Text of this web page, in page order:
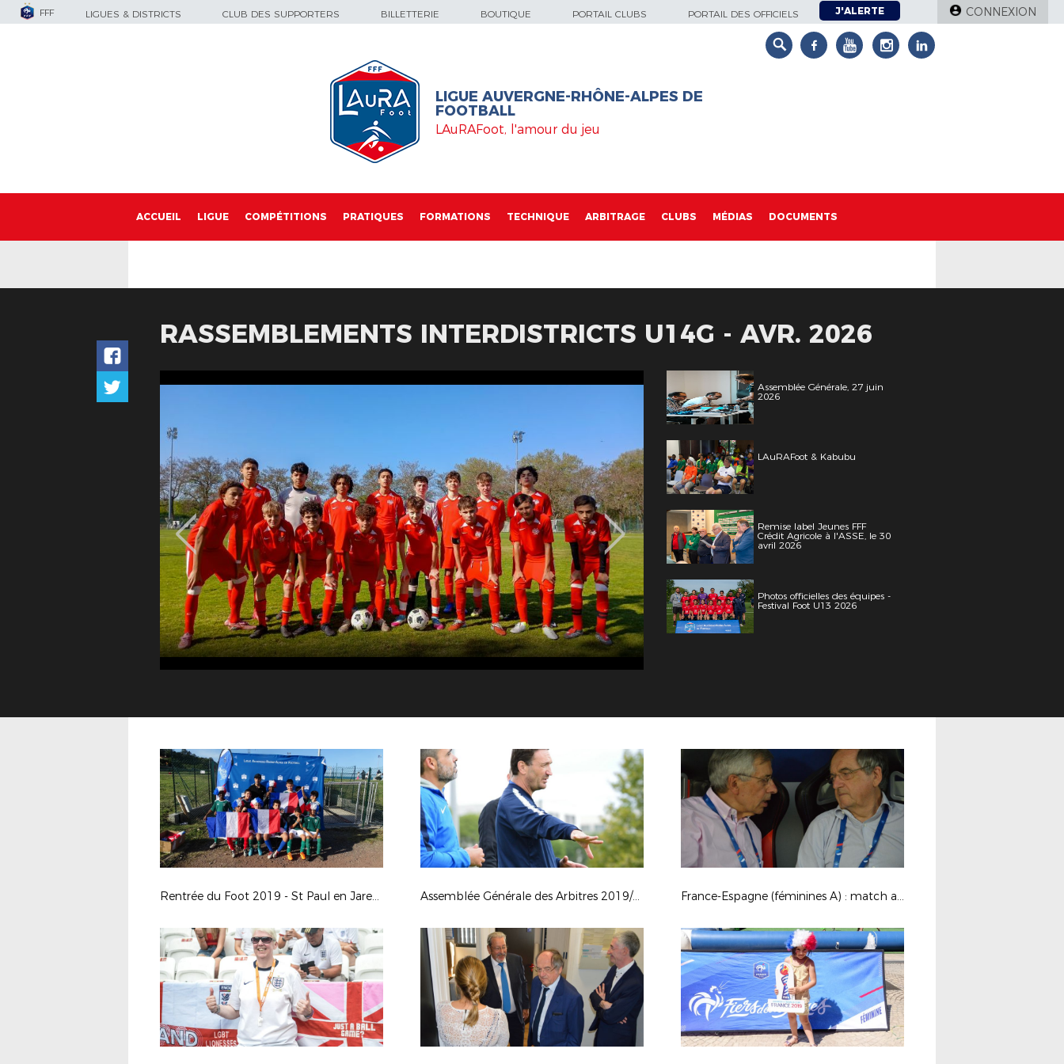
FFF LIGUES & DISTRICTS CLUB DES SUPPORTERS BILLETTERIE BOUTIQUE PORTAIL CLUBS PORTAIL DES OFFICIELS J'ALERTE CONNEXION
LIGUE AUVERGNE-RHÔNE-ALPES DE
FOOTBALL
LAuRAFoot, l'amour du jeu
ACCUEIL LIGUE COMPÉTITIONS PRATIQUES FORMATIONS TECHNIQUE ARBITRAGE CLUBS MÉDIAS DOCUMENTS
RASSEMBLEMENTS INTERDISTRICTS U14G - AVR. 2026
Assemblée Générale, 27 juin
2026
LAuRAFoot & Kabubu
Remise label Jeunes FFF
Crédit Agricole à l'ASSE, le 30
avril 2026
Photos officielles des équipes -
Festival Foot U13 2026
Rentrée du Foot 2019 - St Paul en Jarez (42) Assemblée Générale des Arbitres 2019/2020 France-Espagne (féminines A) : match amical à Clermont-Fd